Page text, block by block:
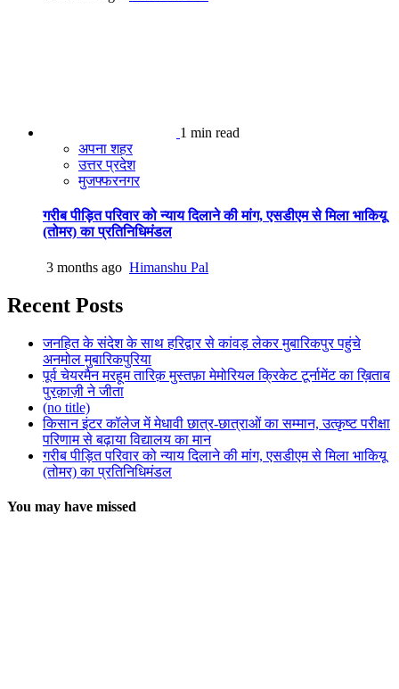
1 min read
अपना शहर
उत्तर प्रदेश
मुजफ्फरनगर
गरीब पीड़ित परिवार को न्याय दिलाने की मांग, एसडीएम से मिला भाकियू
(तोमर) का प्रतिनिधिमंडल
3 months ago Himanshu Pal
Recent Posts
जनहित के संदेश के साथ हरिद्वार से कांवड़ लेकर मुबारिकपुर पहुंचे
अनमोल मुबारिकपुरिया
पूर्व चेयरमैन मरहूम तारिक़ मुस्तफ़ा मेमोरियल क्रिकेट टूर्नामेंट का ख़िताब
पुरक़ाज़ी ने जीता
(no title)
किसान इंटर कॉलेज में मेधावी छात्र-छात्राओं का सम्मान, उत्कृष्ट परीक्षा
परिणाम से बढ़ाया विद्यालय का मान
गरीब पीड़ित परिवार को न्याय दिलाने की मांग, एसडीएम से मिला भाकियू
(तोमर) का प्रतिनिधिमंडल
You may have missed